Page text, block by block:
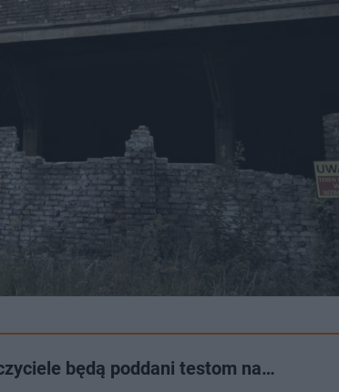
będą poddani testom na…